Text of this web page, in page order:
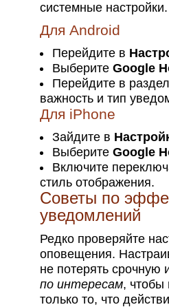
системные настройки.
Для Android
Перейдите в
Выберите Google
Перейдите в
важность и тип
Для iPhone
Зайдите в
Выберите Google
Включите
стиль отображения.
Советы по
уведомлений
Редко проверяйте
оповещения.
не потерять
по интересам, чтобы
только то, что